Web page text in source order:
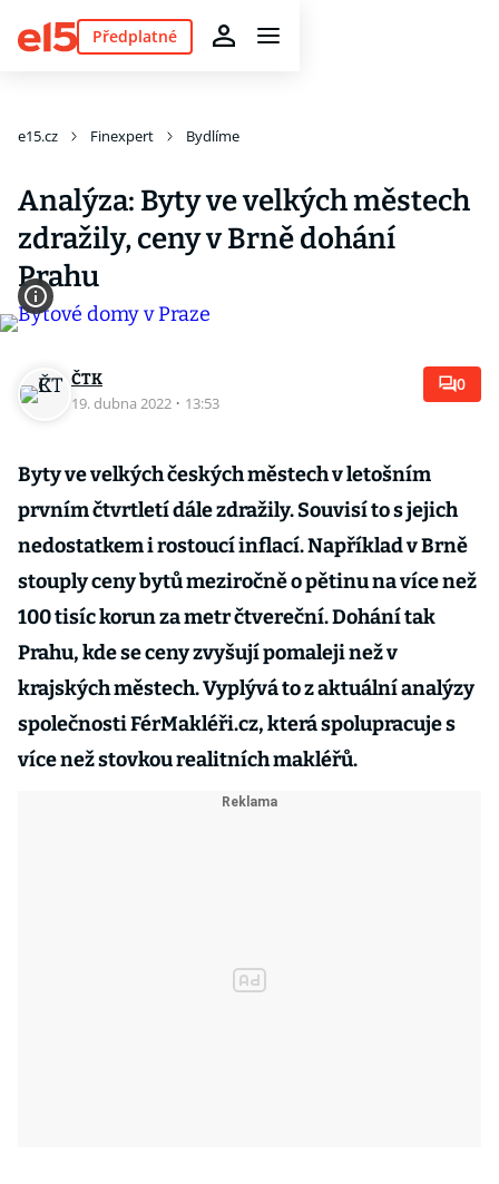
Předplatné
e15.cz Finexpert Bydlíme
Analýza: Byty ve velkých městech
zdražily, ceny v Brně dohání
Prahu
ČTK
19. dubna 2022 · 13:53
0
Byty ve velkých českých městech v letošním
prvním čtvrtletí dále zdražily. Souvisí to s jejich
nedostatkem i rostoucí inflací. Například v Brně
stouply ceny bytů meziročně o pětinu na více než
100 tisíc korun za metr čtvereční. Dohání tak
Prahu, kde se ceny zvyšují pomaleji než v
krajských městech. Vyplývá to z aktuální analýzy
společnosti FérMakléři.cz, která spolupracuje s
více než stovkou realitních makléřů.